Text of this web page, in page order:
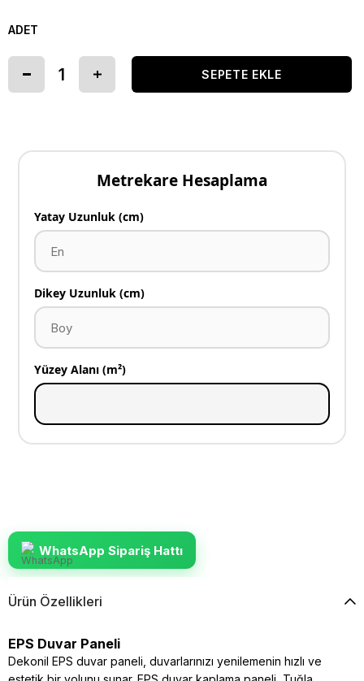
ADET
Metrekare Hesaplama
Yatay Uzunluk (cm)
Dikey Uzunluk (cm)
Yüzey Alanı (m²)
WhatsApp Sipariş Hattı
Ürün Özellikleri
EPS Duvar Paneli
Dekonil EPS duvar paneli, duvarlarınızı yenilemenin hızlı ve